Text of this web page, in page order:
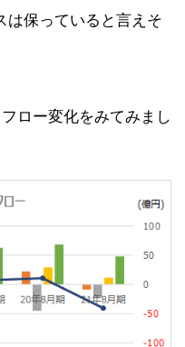
は保っていると言えそ
ロー変化をみてみまし